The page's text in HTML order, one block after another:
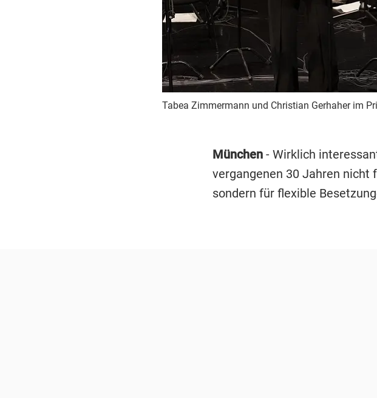
Tabea Zimmermann und Christian Gerhaher im
München- Wirklich
vergangenen 30 Jahren nicht
sondern für flexible